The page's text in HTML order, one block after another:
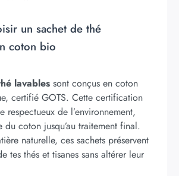
un sachet de thé
coton bio
lavables sont conçus en coton
certifié GOTS. Cette certification
respectueux de l’environnement,
coton jusqu’au traitement final.
naturelle, ces sachets préservent
tes thés et tisanes sans altérer leur